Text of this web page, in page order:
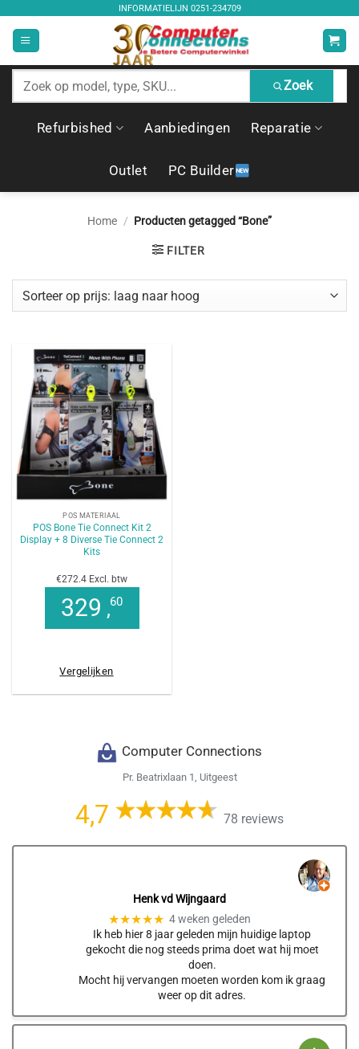
inhoud
INFORMATIELIJN 0251-234709
Zoek
producten
Zoek
Refurbished Aanbiedingen Reparatie
Outlet PC Builder
Home / Producten getagged “Bone”
FILTER
POS MATERIAAL
POS Bone Tie Connect Kit 2
Display + 8 Diverse Tie Connect 2
Kits
€272.4 Excl. btw
329 ,60
Vergelijken
Computer Connections
Pr. Beatrixlaan 1, Uitgeest
4,7 78 reviews
Henk vd Wijngaard
★★★★★ 4 weken geleden
Ik heb hier 8 jaar geleden mijn huidige laptop
gekocht die nog steeds prima doet wat hij moet
doen.
Mocht hij vervangen moeten worden kom ik graag
weer op dit adres.